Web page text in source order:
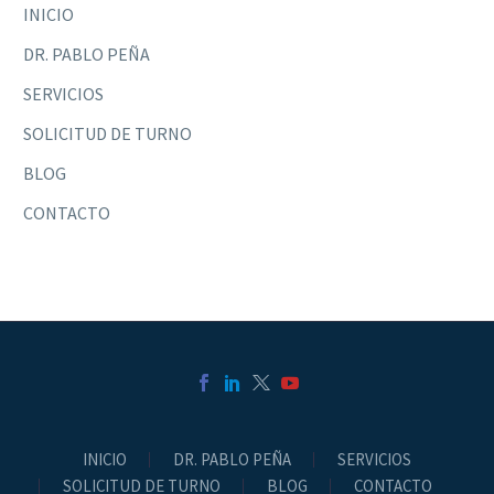
INICIO
DR. PABLO PEÑA
SERVICIOS
SOLICITUD DE TURNO
BLOG
CONTACTO
INICIO DR. PABLO PEÑA
SERVICIOS
SOLICITUD DE TURNO
BLOG CONTACTO